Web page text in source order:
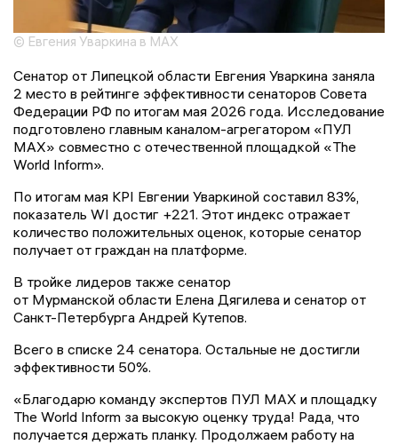
© Евгения Уваркина в MAX
Сенатор от Липецкой области Евгения Уваркина заняла
2 место в рейтинге эффективности сенаторов Совета
Федерации РФ по итогам мая 2026 года. Исследование
подготовлено главным каналом-агрегатором «ПУЛ
MAX» совместно с отечественной площадкой «The
World Inform».
По итогам мая KPI Евгении Уваркиной составил 83%,
показатель WI достиг +221. Этот индекс отражает
количество положительных оценок, которые сенатор
получает от граждан на платформе.
В тройке лидеров также сенатор
от Мурманской области Елена Дягилева и сенатор от
Санкт-Петербурга Андрей Кутепов.
Всего в списке 24 сенатора. Остальные не достигли
эффективности 50%.
«Благодарю команду экспертов ПУЛ MAX и площадку
The World Inform за высокую оценку труда! Рада, что
получается держать планку. Продолжаем работу на